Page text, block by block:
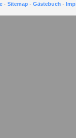
- Sitemap - Gästebuch -